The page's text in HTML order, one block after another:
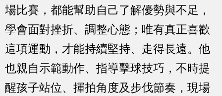
場比賽，都能幫助自己了解優勢與不足，
學會面對挫折、調整心態；唯有真正喜歡
這項運動，才能持續堅持、走得長遠。他
也親自示範動作、指導擊球技巧，不時提
醒孩子站位、揮拍角度及步伐節奏，現場